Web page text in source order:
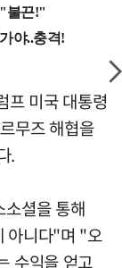
프 미국 대통령
무즈 해협을
.
셜을 통해
아니다"며 "오
수익을 얻고